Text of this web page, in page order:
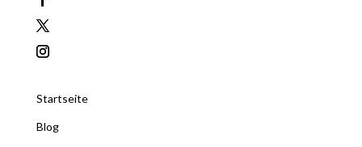
Startseite
Blog